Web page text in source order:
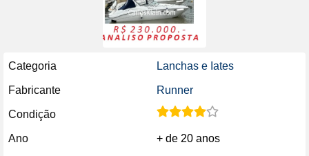
Categoria Lanchas e Iates
Fabricante Runner
Condição
Ano + de 20 anos